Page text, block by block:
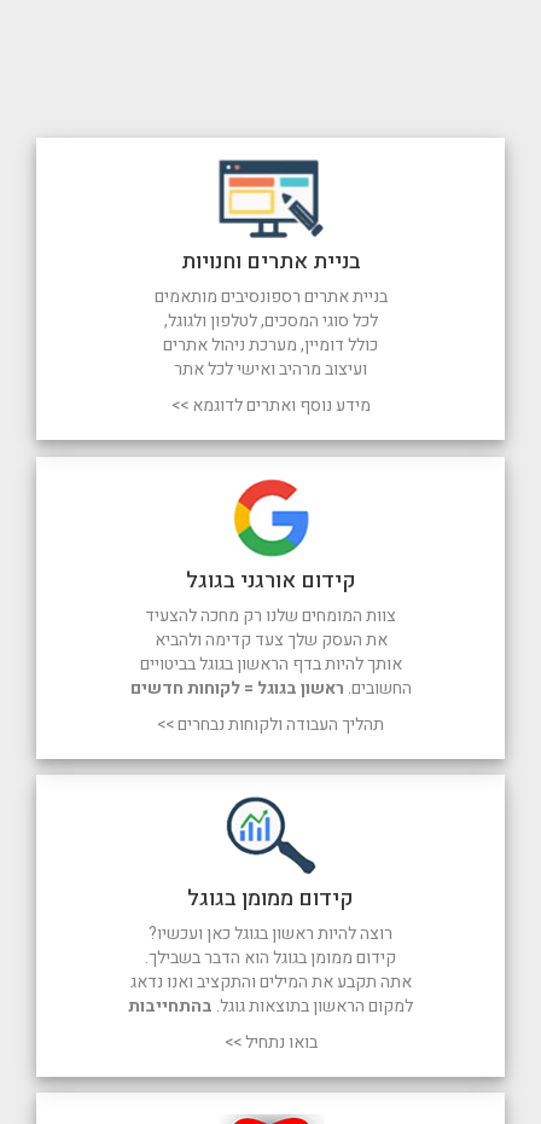
קידום ממומן בגוגל
רוצה להיות ראשון בגוגל כאן ועכשיו?
קידום ממומן בגוגל הוא הדבר בשבילך.
אתה תקבע את המילים והתקציב ואנו נדאג
למקום הראשון בתוצאות גוגל. בהתחייבות
בואו נתחיל >>
קידום אורגני בגוגל
צוות המומחים שלנו רק מחכה להצעיד
את העסק שלך צעד קדימה ולהביא
אותך להיות בדף הראשון בגוגל בביטויים
החשובים. ראשון בגוגל = לקוחות חדשים
תהליך העבודה ולקוחות נבחרים >>
בניית אתרים וחנויות
בניית אתרים רספונסיבים מותאמים
לכל סוגי המסכים, לטלפון ולגוגל,
כולל דומיין, מערכת ניהול אתרים
ועיצוב מרהיב ואישי לכל אתר
מידע נוסף ואתרים לדוגמא >>